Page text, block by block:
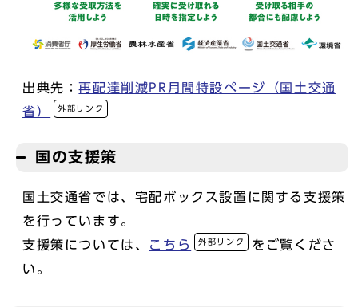
出典先：再配達削減PR月間特設ページ（国土交通
省）
外部リンク
国の支援策
国土交通省では、宅配ボックス設置に関する支援策
を行っています。
支援策については、 こちら 外部リンク
をご覧くださ
い。